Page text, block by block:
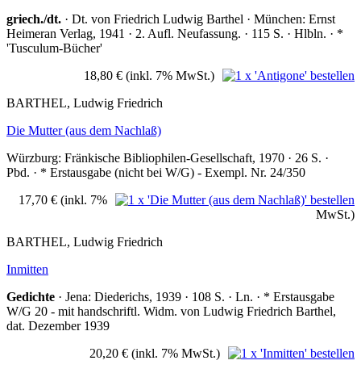
griech./dt. · Dt. von Friedrich Ludwig Barthel · München: Ernst
Heimeran Verlag, 1941 · 2. Aufl. Neufassung. · 115 S. · Hlbln. · *
'Tusculum-Bücher'
18,80 € (inkl. 7% MwSt.)
BARTHEL, Ludwig Friedrich
Die Mutter (aus dem Nachlaß)
Würzburg: Fränkische Bibliophilen-Gesellschaft, 1970 · 26 S. ·
Pbd. · * Erstausgabe (nicht bei W/G) - Exempl. Nr. 24/350
17,70 € (inkl. 7%
MwSt.)
BARTHEL, Ludwig Friedrich
Inmitten
Gedichte · Jena: Diederichs, 1939 · 108 S. · Ln. · * Erstausgabe
W/G 20 - mit handschriftl. Widm. von Ludwig Friedrich Barthel,
dat. Dezember 1939
20,20 € (inkl. 7% MwSt.)